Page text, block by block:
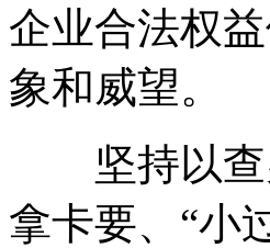
企业合法权
象和威望。
坚持以查
拿卡要、“小